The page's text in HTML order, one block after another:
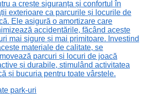
a crește siguranța și confortul în
exterioare ca parcurile și locurile de
Ele asigură o amortizare care
accidentările, făcând aceste
mai sigure și mai primitoare. Investind
materiale de calitate, se
parcuri și locuri de joacă
și durabile, stimulând activitatea
și bucuria pentru toate vârstele.
park-uri